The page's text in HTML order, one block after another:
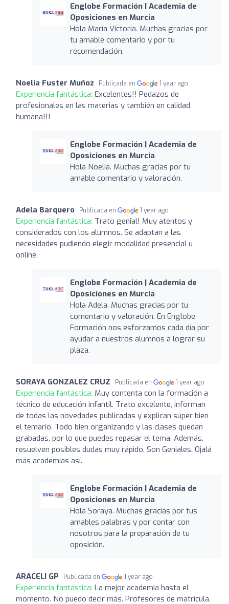
Englobe Formación | Academia de
Oposiciones en Murcia
Hola María Victoria. Muchas gracias por
tu amable comentario y por tu
recomendación.
Noelia Fuster Muñoz Publicada en 1 year ago
Experiencia fantástica: Excelentes!! Pedazos de
profesionales en las materias y también en calidad
humana!!!
Englobe Formación | Academia de
Oposiciones en Murcia
Hola Noelia. Muchas gracias por tu
amable comentario y valoración.
Adela Barquero Publicada en 1 year ago
Experiencia fantástica: Trato genial! Muy atentos y
considerados con los alumnos. Se adaptan a las
necesidades pudiendo elegir modalidad presencial u
online.
Englobe Formación | Academia de
Oposiciones en Murcia
Hola Adela. Muchas gracias por tu
comentario y valoración. En Englobe
Formación nos esforzamos cada día por
ayudar a nuestros alumnos a lograr su
plaza.
SORAYA GONZALEZ CRUZ Publicada en 1 year ago
Experiencia fantástica: Muy contenta con la formación a
técnico de educación infantil. Trato excelente, informan
de todas las novedades publicadas y explican súper bien
el temario. Todo bien organizando y las clases quedan
grabadas, por lo que puedes repasar el tema. Además,
resuelven posibles dudas muy rápido. Son Geniales. Ojalá
más academias así.
Englobe Formación | Academia de
Oposiciones en Murcia
Hola Soraya. Muchas gracias por tus
amables palabras y por contar con
nosotros para la preparación de tu
oposición.
ARACELI GP Publicada en 1 year ago
Experiencia fantástica: La mejor academia hasta el
momento. No puedo decir más. Profesores de matrícula,